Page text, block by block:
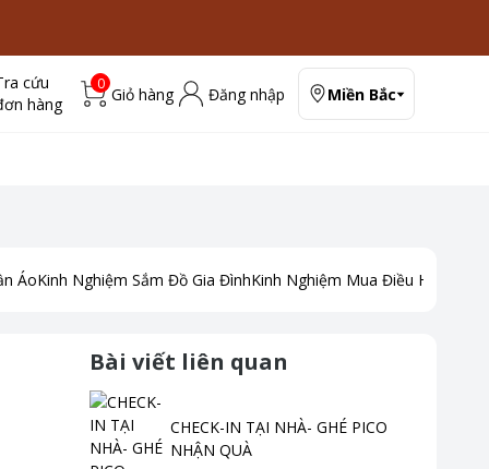
cứu
hàng
0
Giỏ hàng Đăng nhập Miền Bắc
ÁoKinh Nghiệm Sắm Đồ Gia ĐìnhKinh Nghiệm Mua Điều Hoà
Bài viết liên quan
CHECK-IN TẠI NHÀ- GHÉ PICO
NHẬN QUÀ